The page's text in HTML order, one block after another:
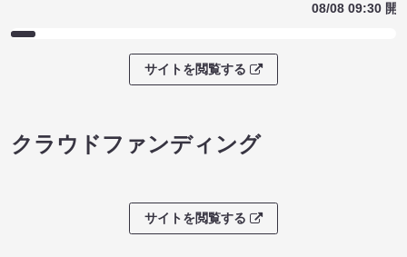
08/08 09:30 開
サイトを閲覧する
クラウドファンディング
サイトを閲覧する